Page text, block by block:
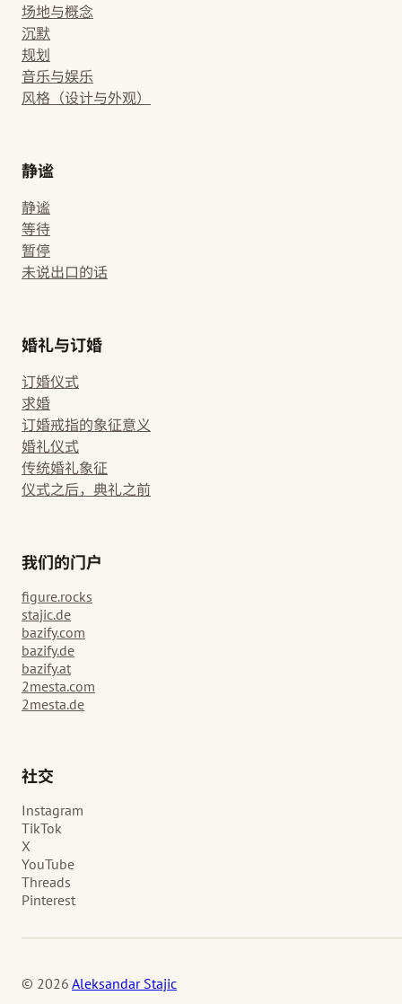
场地与概念
沉默
规划
音乐与娱乐
风格（设计与外观）
静谧
静谧
等待
暂停
未说出口的话
婚礼与订婚
订婚仪式
求婚
订婚戒指的象征意义
婚礼仪式
传统婚礼象征
仪式之后，典礼之前
我们的门户
figure.rocks
stajic.de
bazify.com
bazify.de
bazify.at
2mesta.com
2mesta.de
社交
Instagram
TikTok
X
YouTube
Threads
Pinterest
© 2026 Aleksandar Stajic